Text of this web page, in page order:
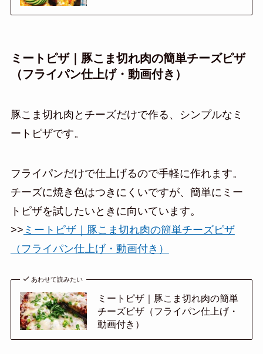
ミートピザ｜豚こま切れ肉の簡単チーズピザ
（フライパン仕上げ・動画付き）
豚こま切れ肉とチーズだけで作る、シンプルなミ
ートピザです。
フライパンだけで仕上げるので手軽に作れます。
チーズに焼き色はつきにくいですが、簡単にミー
トピザを試したいときに向いています。
>> ミートピザ｜豚こま切れ肉の簡単チーズピザ
（フライパン仕上げ・動画付き）
あわせて読みたい
ミートピザ｜豚こま切れ肉の簡単
チーズピザ（フライパン仕上げ・
動画付き）